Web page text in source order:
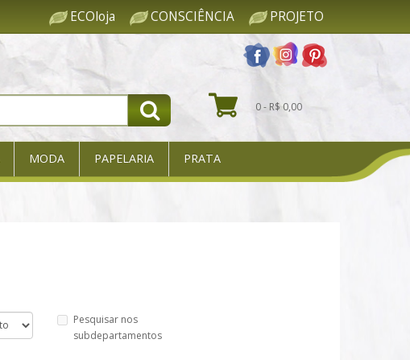
ECOloja CONSCIÊNCIA PROJETO
0 - R$ 0,00
MODA PAPELARIA PRATA
Pesquisar nos
subdepartamentos